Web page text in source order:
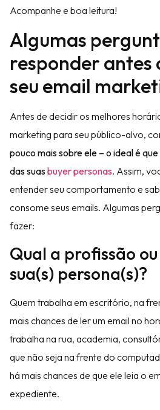
Acompanhe e boa leitura!
Algumas
responder antes
seu email
Antes de decidir os melhores
marketing para seu público-alvo,
pouco mais sobre ele – o ideal é
das suasbuyer personas. Assim,
entender seu comportamento e
consome seus emails. Algumas
fazer:
Qual a profissão
sua(s) persona(s)?
Quem trabalha em escritório, na
mais chances de ler um email no
trabalha na rua, academia,
que não seja na frente do
há mais chances de que ele leia o
expediente.